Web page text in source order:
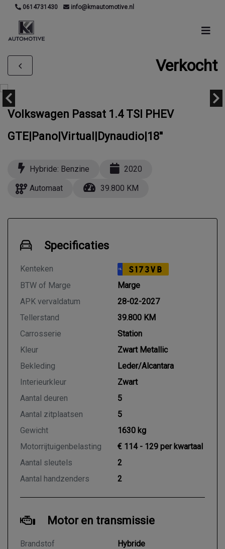
0614731430 info@kmautomotive.nl
Verkocht
Volkswagen Passat 1.4 TSI PHEV
GTE|Pano|Virtual|Dynaudio|18''
Hybride: Benzine
2020
Automaat
39.800 KM
Specificaties
Kenteken NL S173VB
BTW of Marge
Marge
APK vervaldatum
28-02-2027
Tellerstand
39.800 KM
Carrosserie
Station
Kleur
Zwart Metallic
Bekleding
Leder/Alcantara
Interieurkleur
Zwart
Aantal deuren
5
Aantal zitplaatsen
5
Gewicht
1630 kg
Motorrijtuigenbelasting
€ 114 - 129 per kwartaal
Aantal sleutels
2
Aantal handzenders
2
Motor en transmissie
Brandstof
Hybride